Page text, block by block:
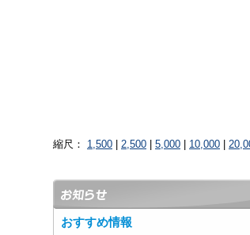
縮尺： 1,500 2,500 5,000 10,000
おすすめ情報